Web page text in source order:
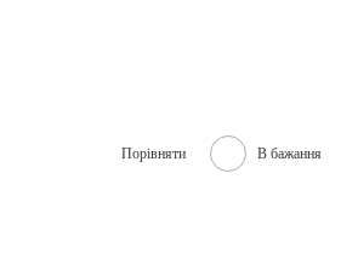
Порівняти В бажання